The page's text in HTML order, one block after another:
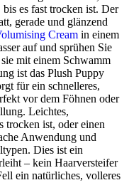
es fast trocken ist. Der
gerade und glänzend
Cream in einem
auf und sprühen Sie
mit einem Schwamm
ist das Plush Puppy
für ein schnelleres,
vor dem Föhnen oder
Leichtes,
trocken ist, oder einen
Anwendung und
Dies ist ein
– kein Haarversteifer
ein natürliches, volleres